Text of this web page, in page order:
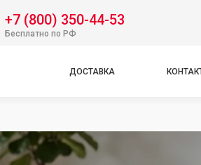
+7 (800) 350-44-53
Бесплатно по РФ
ДОСТАВКА